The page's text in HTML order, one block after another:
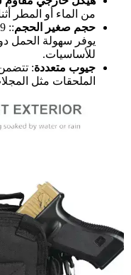
من الماء أو المطر
حجم صغير الحجم
يوفر سهولة الحمل
للأساسيات.
جيوب متعددة:
الملحقات مثل